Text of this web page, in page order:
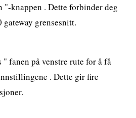
knappen . Dette forbinder deg
grensesnitt.
fanen på venstre rute for å få
. Dette gir fire